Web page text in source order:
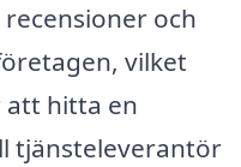
och
vilket
att hitta en
tjänsteleverantör